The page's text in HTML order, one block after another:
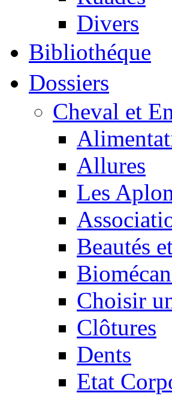
Divers
Bibliothéque
Dossiers
Cheval et
Allures
Les
Beautés
Choisir
Clôtures
Dents
Etat